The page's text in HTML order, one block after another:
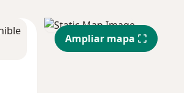
Ampliar mapa